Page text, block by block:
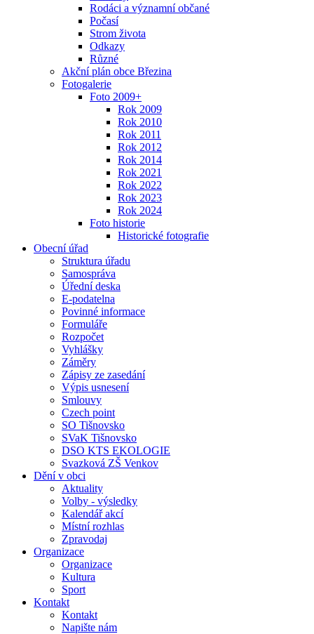
Rodáci a významní občané
Počasí
Strom života
Odkazy
Různé
Akční plán obce Březina
Fotogalerie
Foto 2009+
Rok 2009
Rok 2010
Rok 2011
Rok 2012
Rok 2014
Rok 2021
Rok 2022
Rok 2023
Rok 2024
Foto historie
Historické fotografie
Obecní úřad
Struktura úřadu
Samospráva
Úřední deska
E-podatelna
Povinné informace
Formuláře
Rozpočet
Vyhlášky
Záměry
Zápisy ze zasedání
Výpis usnesení
Smlouvy
Czech point
SO Tišnovsko
SVaK Tišnovsko
DSO KTS EKOLOGIE
Svazková ZŠ Venkov
Dění v obci
Aktuality
Volby - výsledky
Kalendář akcí
Místní rozhlas
Zpravodaj
Organizace
Organizace
Kultura
Sport
Kontakt
Kontakt
Napište nám